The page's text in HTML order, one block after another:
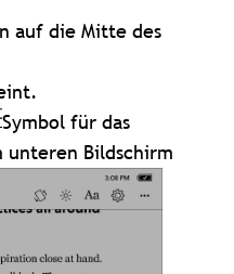
auf die Mitte des
Symbol für das
unteren Bildschirm